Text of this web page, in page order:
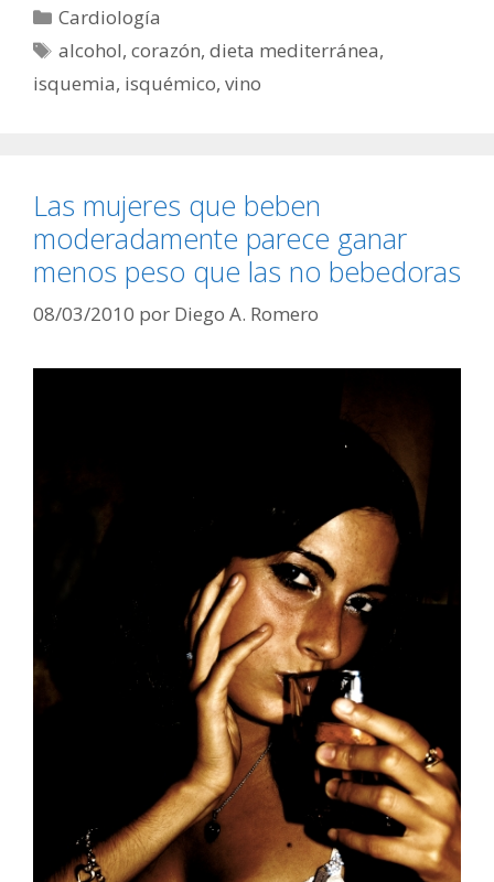
Categorías
Cardiología
Etiquetas
alcohol,corazón,dieta mediterránea,
isquemia, isquémico, vino
Las mujeres que beben
moderadamente parece ganar
menos peso que las no bebedoras
08/03/2010 por Diego A. Romero